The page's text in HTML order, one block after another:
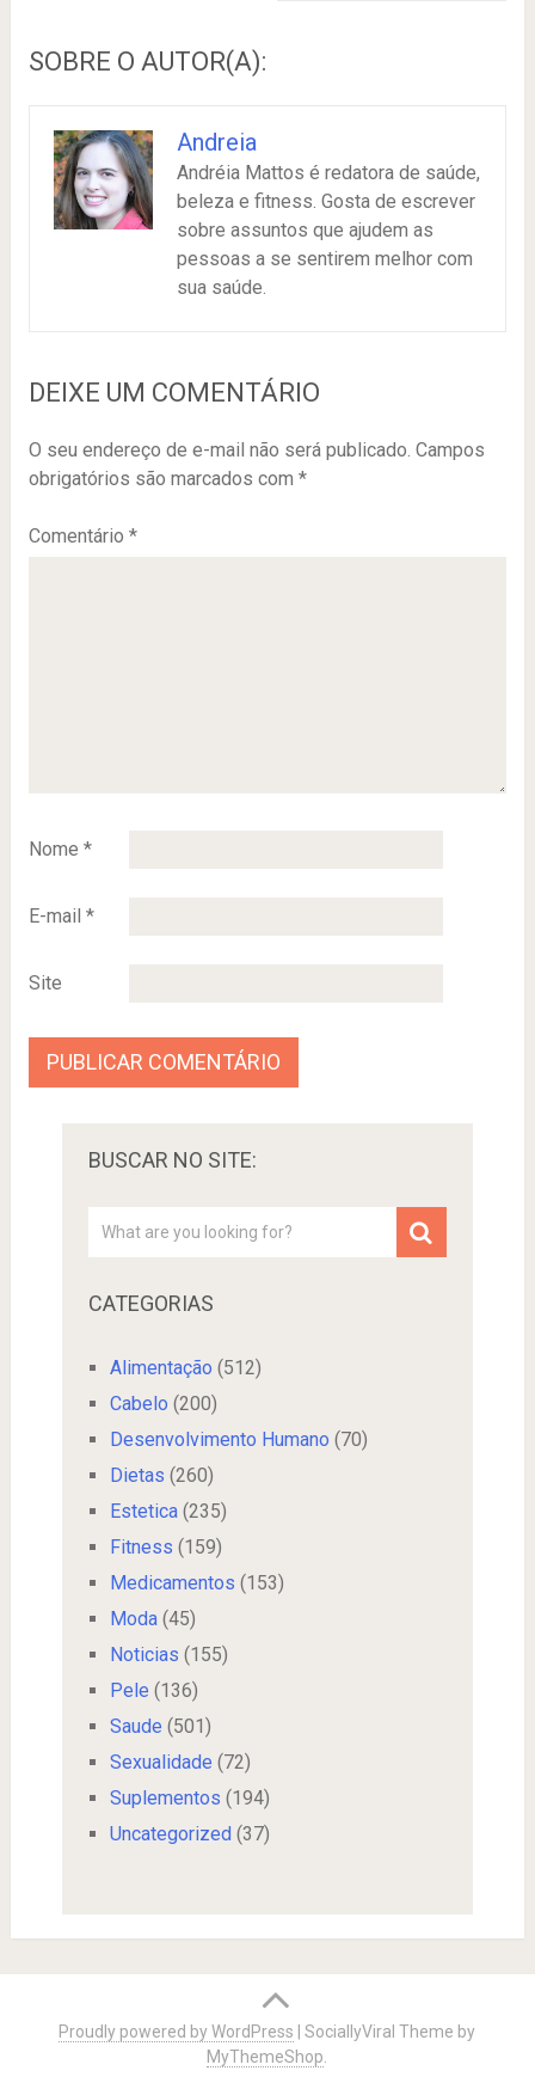
SOBRE O AUTOR(A):
Andreia
Andréia Mattos é redatora de saúde,
beleza e fitness. Gosta de escrever
sobre assuntos que ajudem as
pessoas a se sentirem melhor com
sua saúde.
DEIXE UM COMENTÁRIO
O seu endereço de e-mail não será publicado. Campos
obrigatórios são marcados com *
Comentário *
Nome *
E-mail *
Site
BUSCAR NO SITE:
CATEGORIAS
Alimentação (512)
Cabelo (200)
Desenvolvimento Humano (70)
Dietas (260)
Estetica(235)
Fitness (159)
Medicamentos (153)
Moda(45)
Noticias (155)
Pele (136)
Saude (501)
Sexualidade (72)
Suplementos (194)
Uncategorized (37)
Proudly powered by WordPress |SociallyViral Theme by
MyThemeShop